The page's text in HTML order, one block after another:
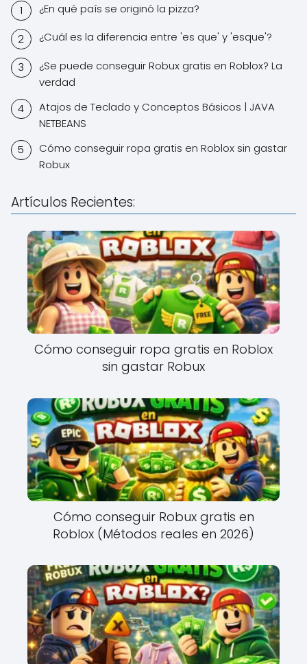
¿En qué país se originó la pizza?
¿Cuál es la diferencia entre 'es que' y 'esque'?
¿Se puede conseguir Robux gratis en Roblox? La
verdad
Atajos de Teclado y Conceptos Básicos | JAVA
NETBEANS
Cómo conseguir ropa gratis en Roblox sin gastar
Robux
Artículos Recientes:
Cómo conseguir ropa gratis en Roblox
sin gastar Robux
Cómo conseguir Robux gratis en
Roblox (Métodos reales en 2026)